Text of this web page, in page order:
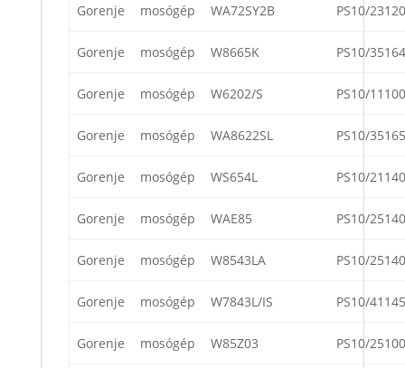
Gorenje mosógép WA72SY2B PS10/23120
Gorenje mosógép W8665K PS10/35164
Gorenje mosógép W6202/S PS10/11100
Gorenje mosógép WA8622SL PS10/35165
Gorenje mosógép WS654L PS10/21140
Gorenje mosógép WAE85 PS10/25140
Gorenje mosógép W8543LA PS10/25140
Gorenje mosógép W7843L/IS PS10/41145
Gorenje mosógép W85Z03 PS10/25100